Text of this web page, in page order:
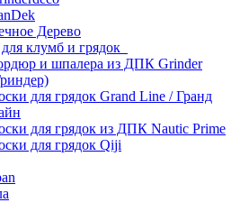
Дерево
клумб и грядок
и шпалера из ДПК Grinder
для грядок Grand Line / Гранд
для грядок из ДПК Nautic Prime
для грядок Qiji